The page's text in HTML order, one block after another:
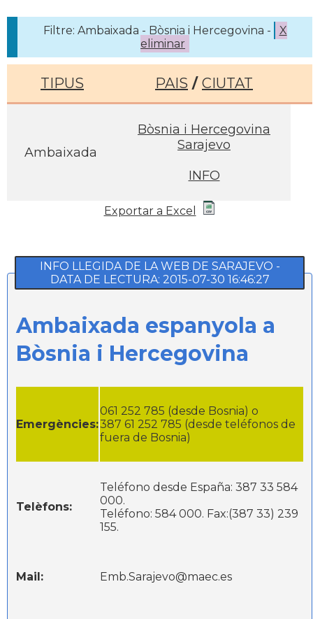
Filtre: Ambaixada - Bòsnia i Hercegovina -
X
eliminar
TIPUS PAIS / CIUTAT
Ambaixada
Bòsnia i Hercegovina
Sarajevo
INFO
Exportar a Excel
INFO LLEGIDA DE LA WEB DE SARAJEVO -
DATA DE LECTURA: 2015-07-30 16:46:27
Ambaixada espanyola a
Bòsnia i Hercegovina
Emergències:
061 252 785 (desde Bosnia) o
387 61 252 785 (desde teléfonos de
fuera de Bosnia)
Telèfons:
Teléfono desde España: 387 33 584
000.
Teléfono: 584 000. Fax:(387 33) 239
155.
Mail: Emb.Sarajevo@maec.es